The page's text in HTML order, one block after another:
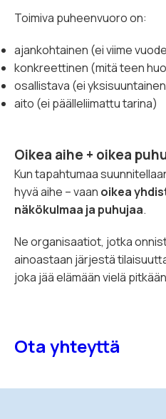
Toimiva puheenvuoro on:
ajankohtainen (ei viime
konkreettinen (mitä teen
osallistava (ei
aito (ei päälleliimattu tarina)
Oikea aihe + oikea
Kun tapahtumaa
hyvä aihe – vaan oikea
näkökulmaa ja puhujaa.
Ne organisaatiot, jotka
ainoastaan järjestä
joka jää elämään vielä
Ota yhteyttä